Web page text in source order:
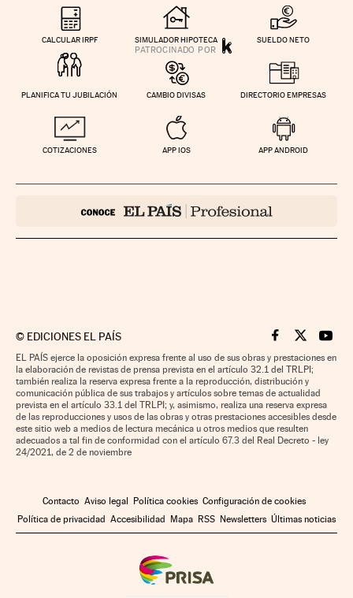
CALCULAR IRPF SIMULADOR HIPOTECA SUELDO NETO
PLANIFICA TU JUBILACIÓN CAMBIO DIVISAS DIRECTORIO EMPRESAS
COTIZACIONES APP IOS APP ANDROID
© EDICIONES EL PAÍS Cinco Días en
Cinco Días
Cinco
EL PAÍS ejerce la oposición expresa frente al uso de sus obras y prestaciones en
la elaboración de revistas de prensa prevista en el artículo 32.1 del TRLPI;
también realiza la reserva expresa frente a la reproducción, distribución y
comunicación pública de sus trabajos y artículos sobre temas de actualidad
prevista en el artículo 33.1 del TRLPI; y, asimismo, realiza una reserva expresa
de las reproducciones y usos de las obras y otras prestaciones accesibles desde
este sitio web a medios de lectura mecánica u otros medios que resulten
adecuados a tal fin de conformidad con el artículo 67.3 del Real Decreto - ley
24/2021, de 2 de noviembre
Contacto Aviso legal Política cookies Configuración de cookies
Política de privacidad Accesibilidad Mapa RSS Newsletters Últimas noticias